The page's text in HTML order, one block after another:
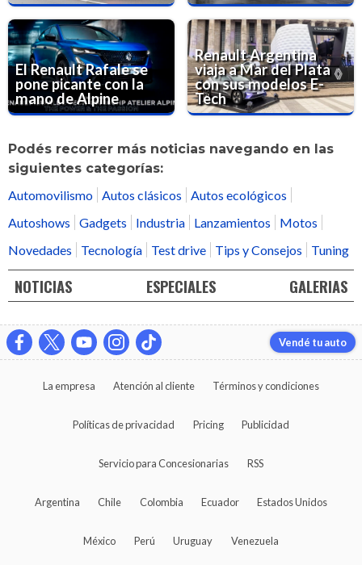
El Renault Rafale se
pone picante con la
mano de Alpine
Renault Argentina
viaja a Mar del Plata
con sus modelos E-
Tech
Podés recorrer más noticias navegando en las
siguientes categorías:
Automovilismo Autos clásicos
Autos ecológicos
Autoshows
Gadgets Industria Lanzamientos
Motos
Novedades
Tecnología Test drive Tips y Consejos Tuning
NOTICIAS ESPECIALES GALERIAS
Vendé tu auto
La empresa Atención al cliente Términos y condiciones
Políticas de privacidad Pricing Publicidad
Servicio para Concesionarias RSS
Argentina Chile Colombia Ecuador Estados Unidos
México Perú Uruguay Venezuela